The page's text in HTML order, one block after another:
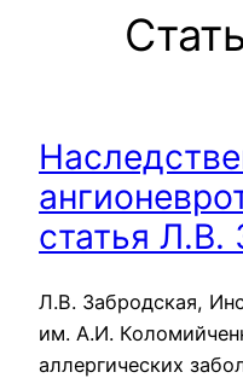
статья Л.В.
Л.В. Забродская,
им. А.И.
аллергических